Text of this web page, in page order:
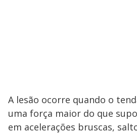
A lesão ocorre quando o
uma força maior do que
em acelerações bruscas,